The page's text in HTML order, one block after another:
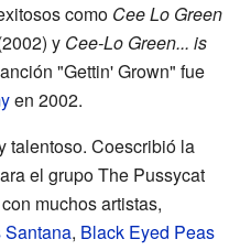
como Cee Lo Green
y Cee-Lo Green... is
"Gettin' Grown" fue
en 2002.
talentoso. Coescribió la
el grupo The Pussycat
muchos artistas,
Santana, Black Eyed Peas